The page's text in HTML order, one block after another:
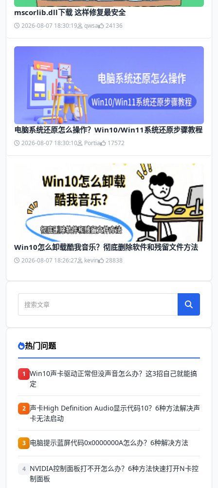
mscorlib.dll下载 这样修复最安全
2026-08-07 18:30:19 qwsa 24136
电脑系统还原怎么操作？Win10/Win11系统还原步骤教程
2026-08-07 18:30:10 Portia 17572
Win10怎么卸载酷我音乐？彻底删除软件和残留文件方法
2026-08-07 18:26:27 kevin 28838
热门问题
1 Win10声卡驱动正常但没声音怎么办？这3招自己就能搞
定
2 声卡High Definition Audio显示代码10？6种方法解决声
卡无法启动
3 电脑提示蓝屏代码0x0000000A怎么办？6种解决方法
4 NVIDIA控制面板打不开怎么办？6种方法快速打开N卡控
制面板